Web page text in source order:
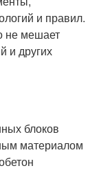
и правил.
не мешает
и других
блоков
материалом